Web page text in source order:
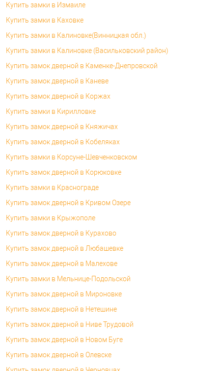
Купить замки в Измаиле
Купить замки в Каховке
Купить замки в Калиновке(Винницкая обл.)
Купить замки в Калиновке (Васильковский район)
Купить замок дверной в Каменке-Днепровской
Купить замок дверной в Каневе
Купить замок дверной в Коржах
Купить замки в Кирилловке
Купить замок дверной в Княжичах
Купить замок дверной в Кобеляках
Купить замки в Корсуне-Шевченковском
Купить замок дверной в Корюковке
Купить замки в Краснограде
Купить замок дверной в Кривом Озере
Купить замки в Крыжополе
Купить замок дверной в Курахово
Купить замок дверной в Любашевке
Купить замок дверной в Малехове
Купить замки в Мельнице-Подольской
Купить замок дверной в Мироновке
Купить замок дверной в Нетешине
Купить замок дверной в Ниве Трудовой
Купить замок дверной в Новом Буге
Купить замок дверной в Олевске